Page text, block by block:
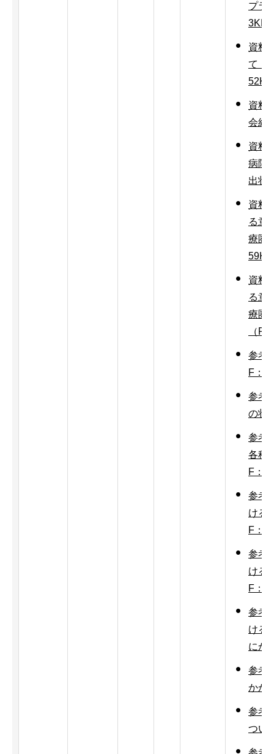
プラ
3KB
資料
て（
資料
会結
資料
病院
出状
資料
る意
療圏
資料
る意
療圏
（
参考
F：
参考
の状
参考
各種
F：
参考
ける
F：
参考
ける
F：
参考
ける
にか
参考
かか
参考
つい